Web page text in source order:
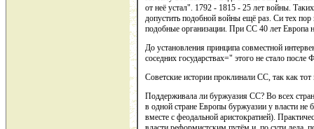
от неё устал". 1792 - 1815 - 25 лет войны.
допустить подобной войны ещё раз. Си тех
подобные организации. При СС 40 лет Европа
До установления принципа совместной
соседних государствах=" этого не стало после
Советские истории проклинали СС, так как
Поддерживала ли буржуазия СС? Во всех
в одной стране Европы буржуазии у власти не
вместе с феодальной аристократией).